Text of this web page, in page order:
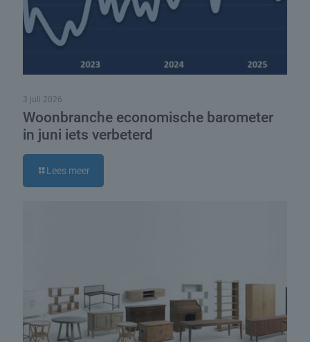
3 juli 2026
Woonbranche economische barometer
in juni iets verbeterd
Lees meer